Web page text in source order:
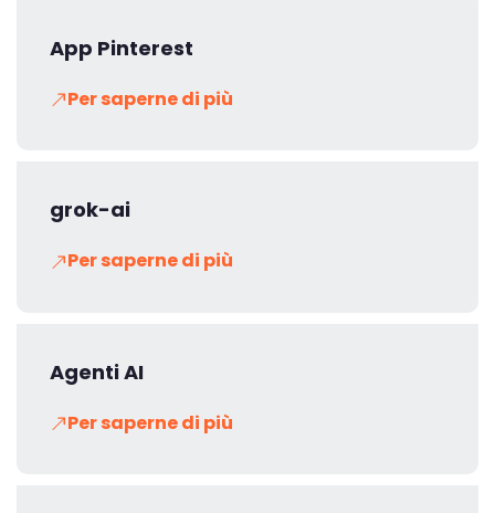
App Pinterest
Per saperne di più
grok-ai
Per saperne di più
Agenti AI
Per saperne di più